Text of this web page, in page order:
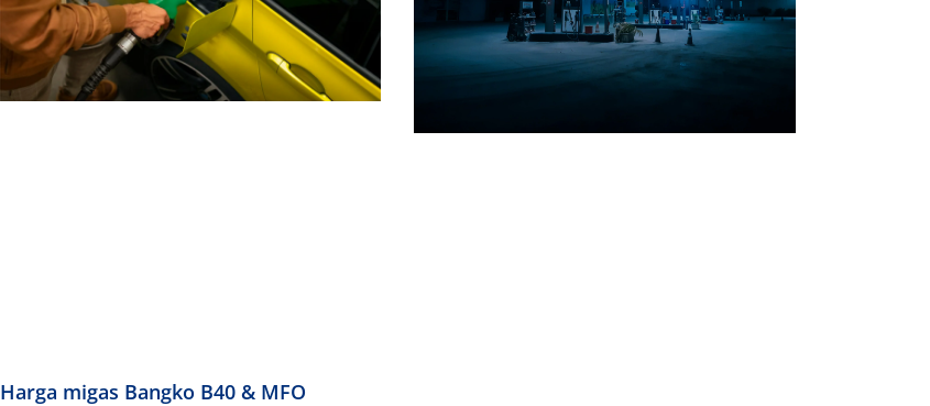
Harga migas Bangko B40 & MFO